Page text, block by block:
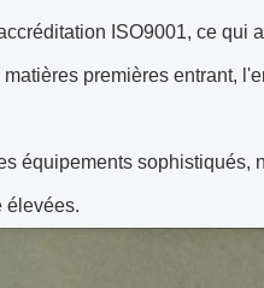
ISO9001, ce qui
premières entrant,
équipements
élevées.